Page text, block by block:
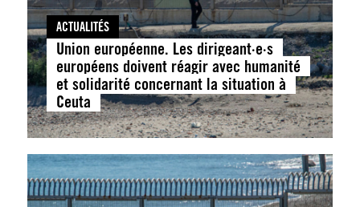
ACTUALITÉS
Union européenne. Les dirigeant·e·s
européens doivent réagir avec humanité
et solidarité concernant la situation à
Ceuta